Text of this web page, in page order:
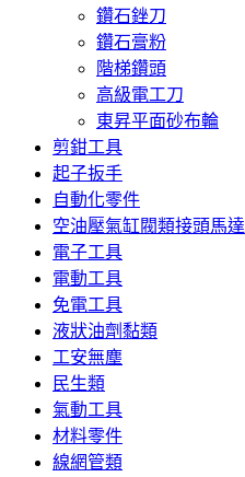
鑽石銼刀
鑽石膏粉
階梯鑽頭
高級電工刀
東昇平面砂布輪
剪鉗工具
起子扳手
自動化零件
空油壓氣缸閥類接頭馬達
電子工具
電動工具
免電工具
液狀油劑黏類
工安無塵
民生類
氣動工具
材料零件
線網管類